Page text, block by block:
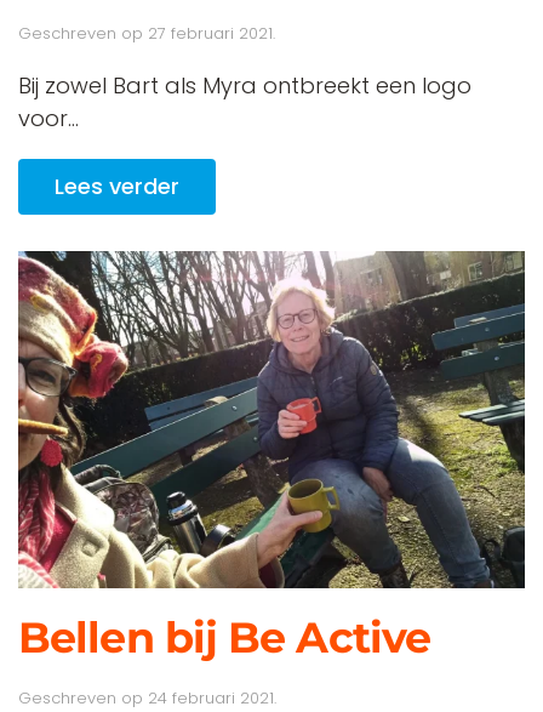
Geschreven op 27 februari 2021.
Bij zowel Bart als Myra ontbreekt een logo
voor...
Lees verder
Bellen bij Be Active
Geschreven op 24 februari 2021.